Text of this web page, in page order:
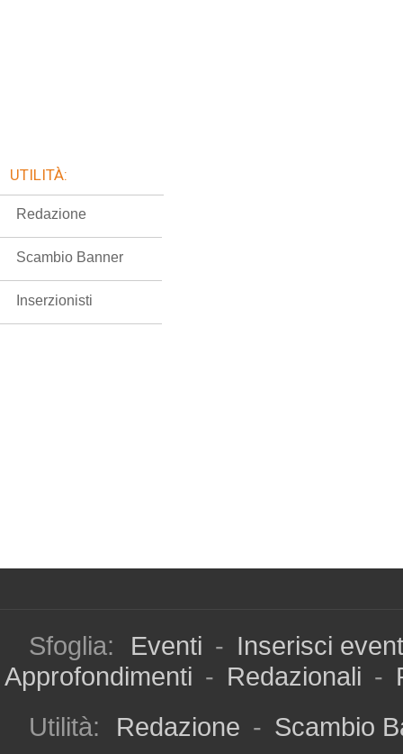
UTILITÀ:
Redazione
Scambio Banner
Inserzionisti
Sfoglia: Eventi - Inserisci
Approfondimenti - Redazionali -
Utilità:
Redazione - Scambio